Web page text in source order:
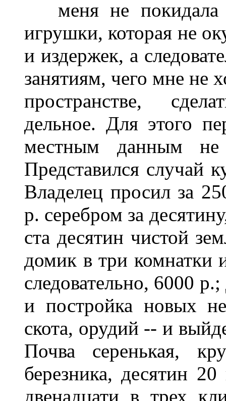
меня не покидала
игрушки, которая не
и издержек, а
занятиям, чего мне не
пространстве,
дельное. Для этого
местным данным не
Представился случай
Владелец просил за
р. серебром за
ста десятин чистой
домик в три комнатки
следовательно, 6000
и постройка новых
скота, орудий -- и
Почва серенькая,
березника, десятин
двенадцати в трех